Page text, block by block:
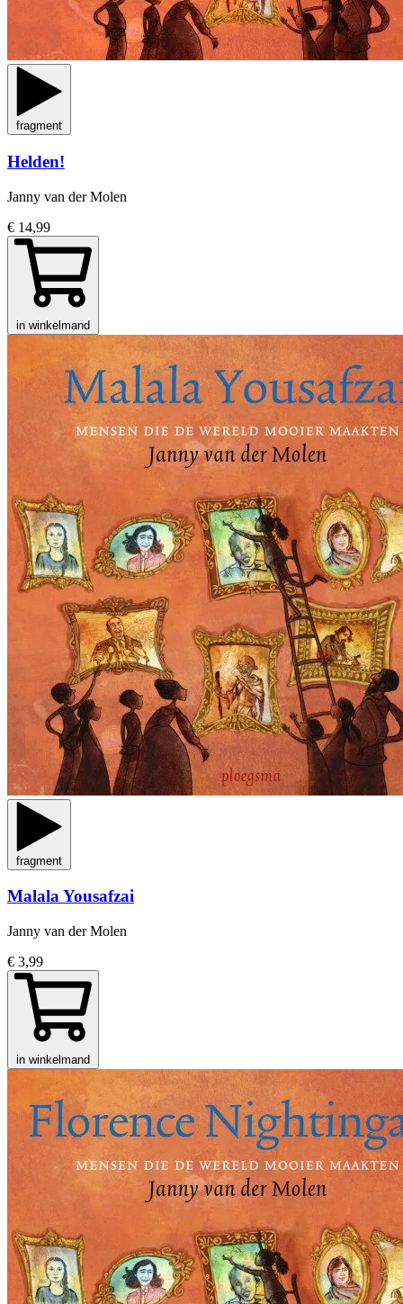
fragment
Helden!
Janny van der Molen
€ 14,99
in winkelmand
fragment
Malala Yousafzai
Janny van der Molen
€ 3,99
in winkelmand